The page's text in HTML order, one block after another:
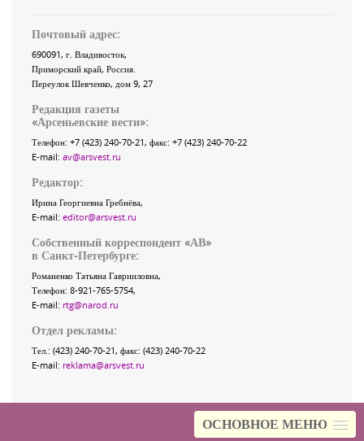
ОСНОВНОЕ МЕНЮ
Почтовый адрес:
690091, г. Владивосток,
Приморский край, Россия
Переулок Шевченко, дом 9, 27
Редакция газеты
«Арсеньевские вести»:
Телефон: +7 (423) 240-70-21, факс: +7 (423) 240-70-22
E-mail: av@arsvest.ru
Редактор:
Ирина Георгиевна Гребнёва,
E-mail: editor@arsvest.ru
Собственный корреспондент «АВ»
в Санкт-Петербурге:
Романенко Татьяна Гаврииловна,
Телефон: 8-921-765-5754,
E-mail: rtg@narod.ru
Отдел рекламы:
Тел.: (423) 240-70-21, факс: (423) 240-70-22
E-mail: reklama@arsvest.ru